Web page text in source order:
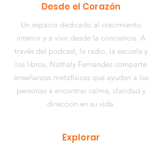
Desde el Corazón
Un espacio dedicado al crecimiento
interior y a vivir desde la conciencia. A
través del podcast, la radio, la escuela y
los libros, Nathaly Fernández comparte
enseñanzas metafísicas que ayudan a las
personas a encontrar calma, claridad y
dirección en su vida.
Explorar